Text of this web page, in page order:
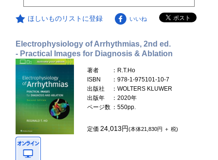
ほしいものリストに登録 いいね
Electrophysiology of Arrhythmias, 2nd ed.
- Practical Images for Diagnosis & Ablation
著者
：R.T.Ho
ISBN
：978-1-975101-10-7
出版社
：WOLTERS KLUWER
出版年
：2020年
ページ数 ：550pp.
定価24,013円(本体21,830円 ＋ 税)